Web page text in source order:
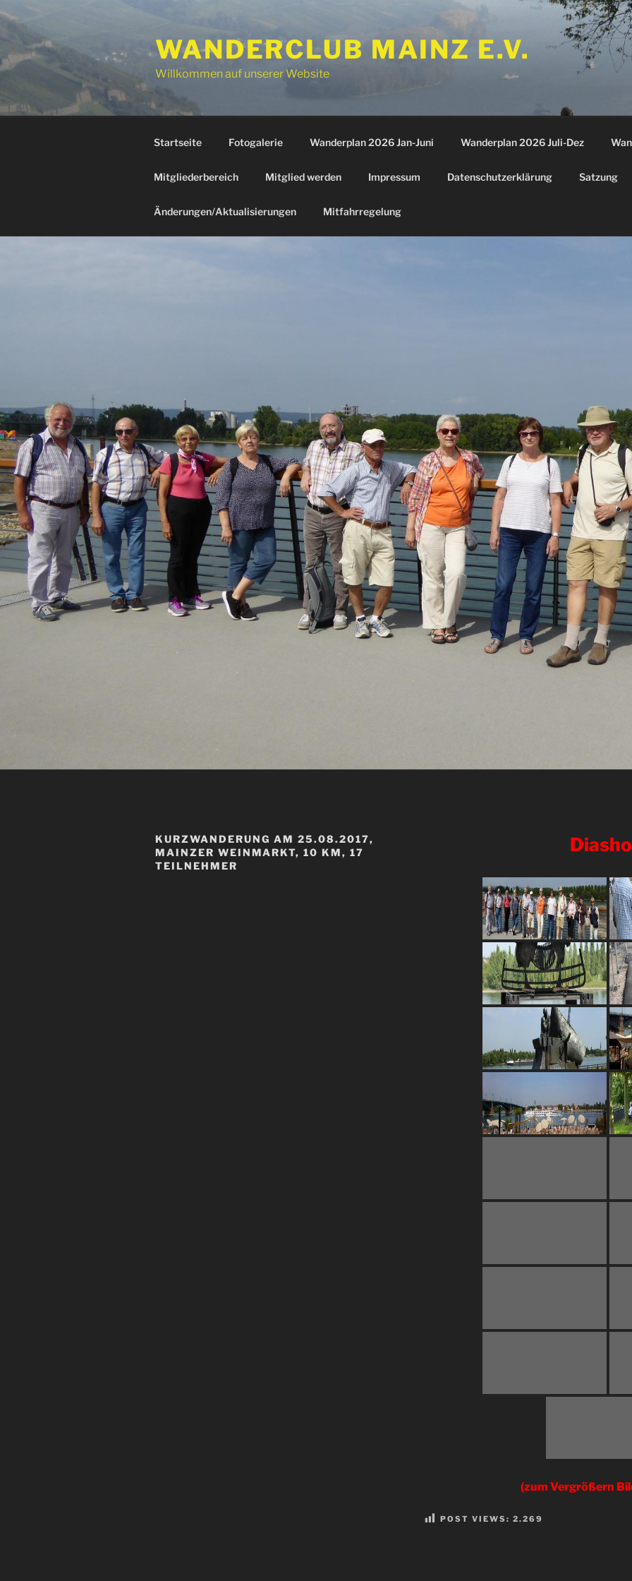
Inhalt
springen
WANDERCLUB MAINZ E.V.
Willkommen auf unserer Website
Startseite Fotogalerie Wanderplan 2026 Jan-Juni Wanderplan 2026 Juli-Dez
Mitgliederbereich Mitglied werden Impressum Datenschutzerklärung Satzung
Änderungen/Aktualisierungen Mitfahrregelung
KURZWANDERUNG AM 25.08.2017,
MAINZER WEINMARKT, 10 KM, 17
TEILNEHMER
(zum Vergrößern
POST VIEWS: 2.269